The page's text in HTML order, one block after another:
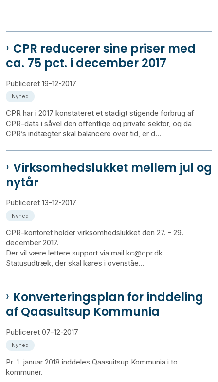
CPR reducerer sine priser med
ca. 75 pct. i december 2017
Publiceret 19-12-2017
Nyhed
CPR har i 2017 konstateret et stadigt stigende forbrug af
CPR-data i såvel den offentlige og private sektor, og da
CPR’s indtægter skal balancere over tid, er d...
Virksomhedslukket mellem jul og
nytår
Publiceret 13-12-2017
Nyhed
CPR-kontoret holder virksomhedslukket den 27. - 29.
december 2017.
Der vil være lettere support via mail kc@cpr.dk .
Statusudtræk, der skal køres i ovenståe...
Konverteringsplan for inddeling
af Qaasuitsup Kommunia
Publiceret 07-12-2017
Nyhed
Pr. 1. januar 2018 inddeles Qaasuitsup Kommunia i to
kommuner.